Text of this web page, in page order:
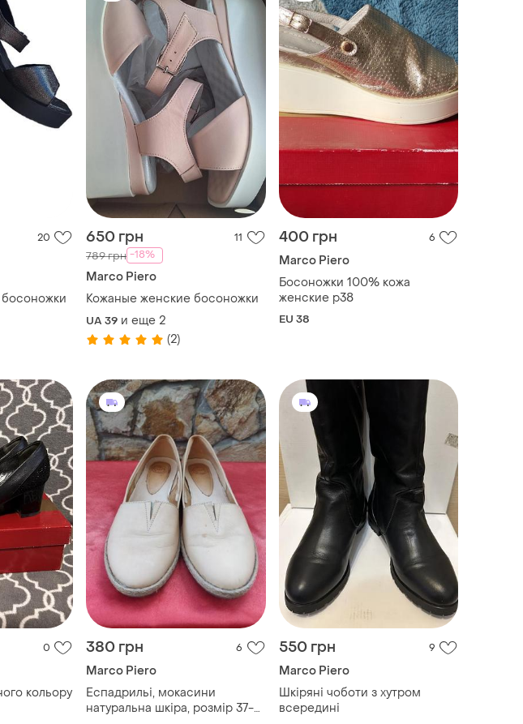
20 650 грн 11
789 грн -18%
Marco Piero
Кожаные женские босоножки
UA 39 и еще 2
(2)
400 грн 6
Marco Piero
Босоножки 100% кожа
женские р38
EU 38
0
кольору
380 грн 6
Marco Piero
Еспадрильі, мокасини
натуральна шкіра, розмір 37-
550 грн 9
Marco Piero
Шкіряні чоботи з хутром
всередині